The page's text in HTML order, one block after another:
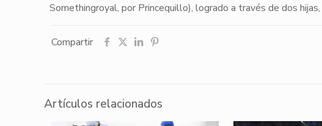
Somethingroyal, por Princequillo), logrado a través de dos
Compartir
Artículos relacionados